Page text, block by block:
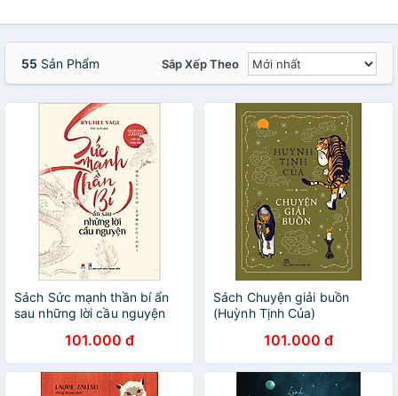
55 Sản Phẩm Sắp Xếp Theo
Sách Sức mạnh thần bí ẩn
sau những lời cầu nguyện
101.000 đ
Sách Chuyện giải buồn
(Huỳnh Tịnh Của)
101.000 đ